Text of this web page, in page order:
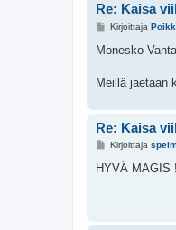
Re: Kaisa
V
e
i
Kirjoittaja
Monesko
Meillä jaetaan
Re: Kaisa
V
e
Kirjoittaja
HYVÄ MAGIS